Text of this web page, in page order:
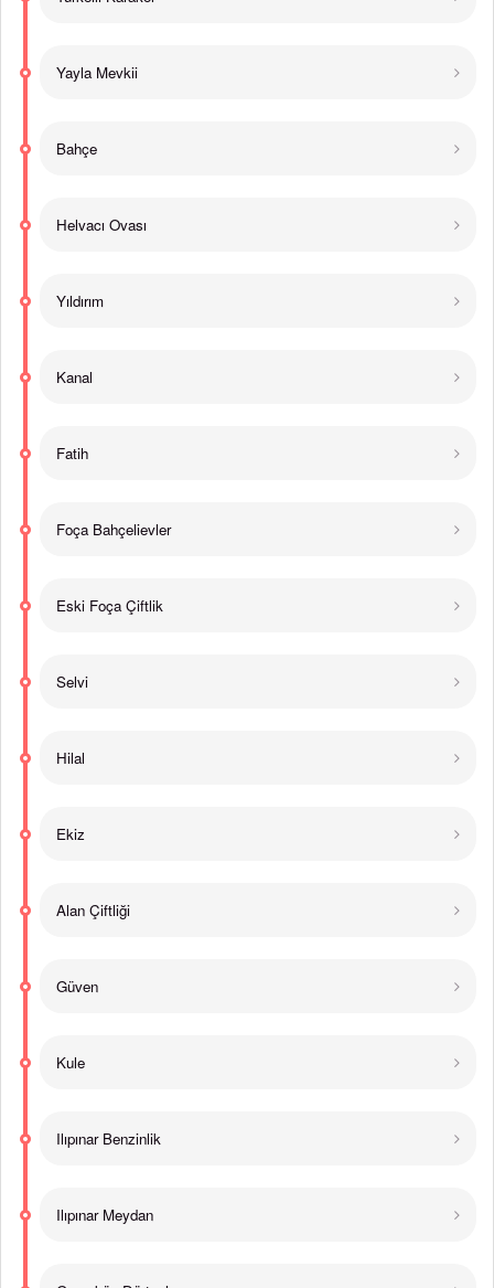
Yayla Mevkii
Bahçe
Helvacı Ovası
Yıldırım
Kanal
Fatih
Foça Bahçelievler
Eski Foça Çiftlik
Selvi
Hilal
Ekiz
Alan Çiftliği
Güven
Kule
Ilıpınar Benzinlik
Ilıpınar Meydan